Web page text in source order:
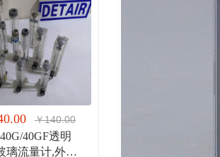
￥140.00
40GF透明
璃流量计,外螺